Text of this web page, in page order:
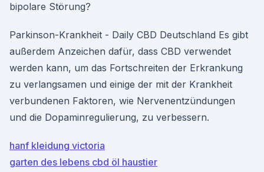
bipolare Störung?
Parkinson-Krankheit - Daily CBD Deutschland Es gibt
außerdem Anzeichen dafür, dass CBD verwendet
werden kann, um das Fortschreiten der Erkrankung
zu verlangsamen und einige der mit der Krankheit
verbundenen Faktoren, wie Nervenentzündungen
und die Dopaminregulierung, zu verbessern.
hanf kleidung victoria
garten des lebens cbd öl haustier